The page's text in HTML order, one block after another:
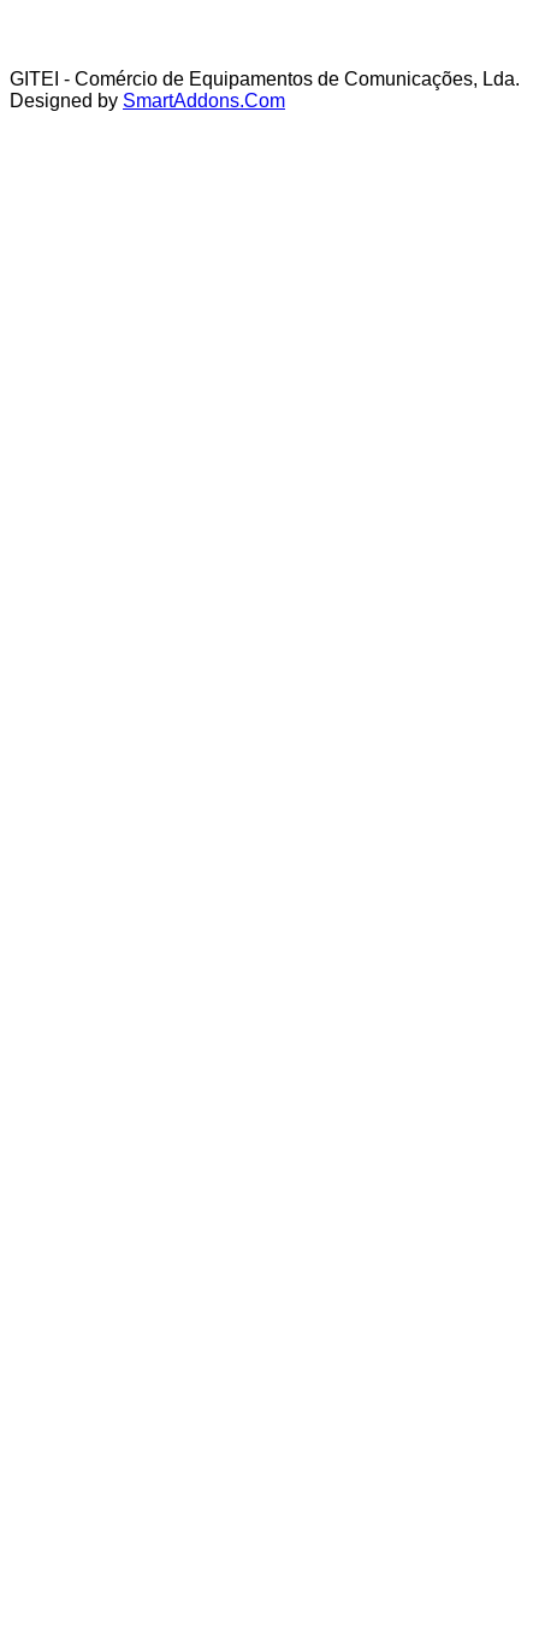
GITEI - Comércio de Equipamentos de Comunicações, Lda.
Designed by SmartAddons.Com